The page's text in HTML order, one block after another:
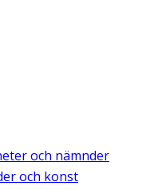
och nämnder
och konst